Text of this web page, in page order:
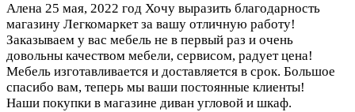
Алена 25 мая, 2022 год Хочу выразить благодарность
магазину Легкомаркет за вашу отличную работу!
Заказываем у вас мебель не в первый раз и очень
довольны качеством мебели, сервисом, радует цена!
Мебель изготавливается и доставляется в срок. Большое
спасибо вам, теперь мы ваши постоянные клиенты!
Наши покупки в магазине диван угловой и шкаф.